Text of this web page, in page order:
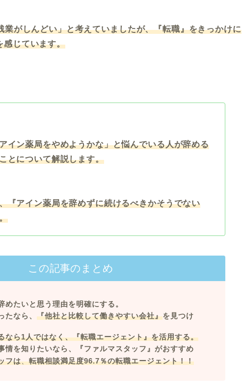
業がしんどい」と考えていましたが、『転職』をきっかけに
感じています。
イン薬局をやめようかな」と悩んでいる人が辞める
とについて解説します。
『アイン薬局を辞めずに続けるべきかそうでない
この記事のまとめ
めたいと思う理由を明確にする。
たなら、 『他社と比較して働きやすい会社』を見つけ
なら1人ではなく、『転職エージェント』を活用する。
情を知りたいなら、『ファルマスタッフ』がおすすめ
フは、転職相談満足度96.7％の転職エージェント！！